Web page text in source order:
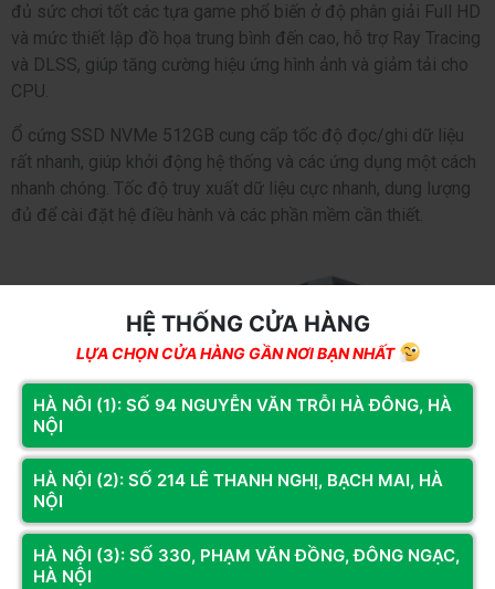
đủ sức chơi tốt các tựa game phổ biến ở độ phân giải Full HD
và mức thiết lập đồ họa trung bình đến cao, hỗ trợ Ray Tracing
và DLSS, giúp tăng cường hiệu ứng hình ảnh và giảm tải cho
CPU.
Ổ cứng SSD NVMe 512GB cung cấp tốc độ đọc/ghi dữ liệu
rất nhanh, giúp khởi động hệ thống và các ứng dụng một cách
nhanh chóng. Tốc độ truy xuất dữ liệu cực nhanh, dung lượng
đủ để cài đặt hệ điều hành và các phần mềm cần thiết.
HỆ THỐNG CỬA HÀNG
LỰA CHỌN CỬA HÀNG GẦN NƠI BẠN NHẤT
HÀ NÔI (1): SỐ 94 NGUYỄN VĂN TRỖI HÀ ĐÔNG, HÀ
NỘI
HÀ NỘI (2): SỐ 214 LÊ THANH NGHỊ, BẠCH MAI, HÀ
NỘI
HÀ NỘI (3): SỐ 330, PHẠM VĂN ĐỒNG, ĐÔNG NGẠC,
HÀ NỘI